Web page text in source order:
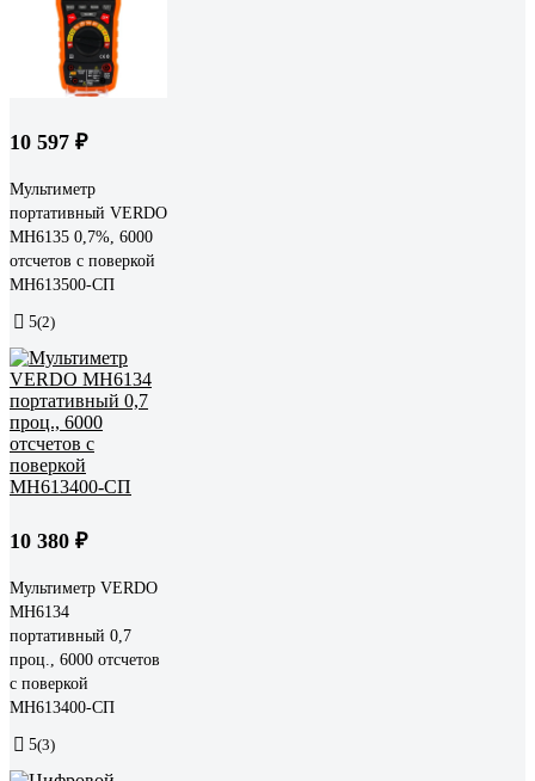
10 597 ₽
Мультиметр
портативный VERDO
MH6135 0,7%, 6000
отсчетов с поверкой
MH613500-СП
5(2)
10 380 ₽
Мультиметр VERDO
MH6134
портативный 0,7
проц., 6000 отсчетов
с поверкой
MH613400-СП
5(3)